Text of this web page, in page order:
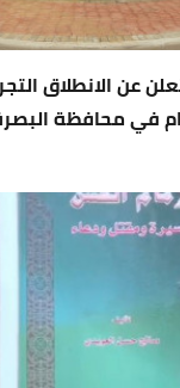
عن الانطلاق
في محافظة